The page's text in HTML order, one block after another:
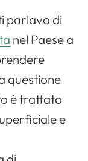
parlavo di
nel Paese a
questione
è trattato
e